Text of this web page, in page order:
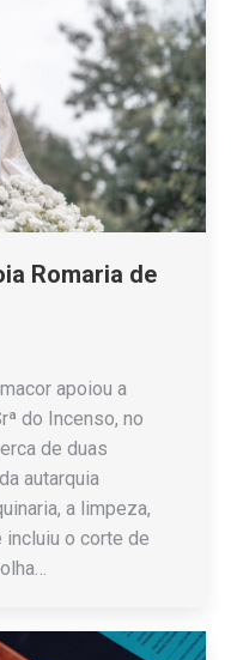
Romaria de
apoiou a
do Incenso, no
de duas
autarquia
a limpeza,
o corte de